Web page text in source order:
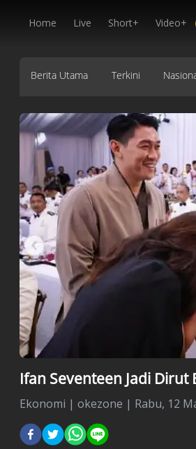
Home Live Short+ Video+
Berita Utama Terkini
Ifan Seventeen Jadi Dirut
Ekonomi | okezone | Rabu, 12